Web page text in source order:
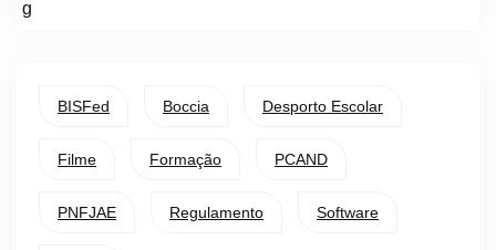
BISFed Boccia Desporto Escolar
Filme Formação PCAND
PNFJAE Regulamento Software